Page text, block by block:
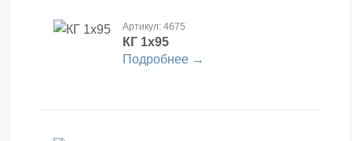
Артикул: 4675
КГ 1х95
Подробнее →